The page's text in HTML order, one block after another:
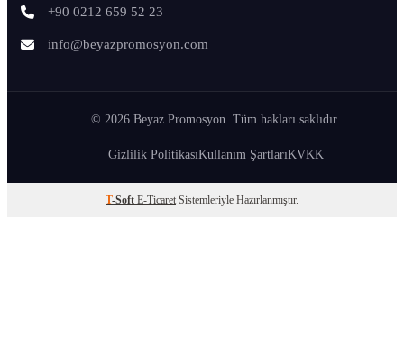
+90 0212 659 52 23
info@beyazpromosyon.com
© 2026 Beyaz Promosyon. Tüm hakları saklıdır.
Gizlilik PolitikasıKullanım ŞartlarıKVKK
T-Soft E-Ticaret Sistemleriyle Hazırlanmıştır.